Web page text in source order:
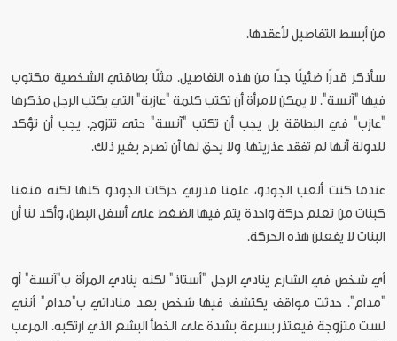
من أبسط التفاصيل لأعقدها.
سأذكر قدرًا ضئيلًا جدًا من هذه التفاصيل. مثلًا بطاقتي الشخصية مكتوب
فيها "آنسة". لا يمكن لامرأة أن تكتب كلمة "عازبة" التي يكتب الرجل مذكرها
"عازب" في البطاقة بل يجب أن تكتب "آنسة" حتى تتزوج. يجب أن تؤكد
للدولة أنها لم تفقد عذريتها. ولا يحق لها أن تصرح بغير ذلك.
عندما كنت ألعب الجودو، علمنا مدربي حركات الجودو كلها لكنه منعنا
كبنات من تعلم حركة واحدة يتم فيها الضغط على أسفل البطن، وأكد لنا أن
البنات لا يفعلن هذه الحركة.
أي شخص في الشارع ينادي الرجل "أستاذ" لكنه ينادي المرأة ب"آنسة" أو
"مدام". حدثت مواقف يكتشف فيها شخص بعد مناداتي ب"مدام" أنني
لست متزوجة فيعتذر بسرعة بشدة على الخطأ البشع الذي ارتكبه. المرعب